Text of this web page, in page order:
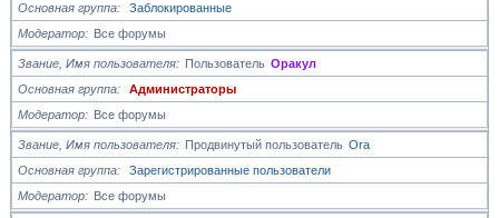
Основная группа
Заблокированные
Модератор
Все форумы
Звание, Имя пользователя Пользователь Оракул
Основная группа
Администраторы
Модератор
Все форумы
Звание, Имя пользователя Продвинутый пользователь Ora
Основная группа
Зарегистрированные пользователи
Модератор
Все форумы